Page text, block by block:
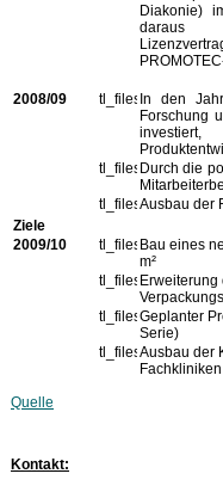
Diakonie)
daraus
2008/09
In den
Forschung
Durch die
Ausbau der
Ziele
2009/10
Bau eines
m²
Geplanter
Serie)
Ausbau der
Fachkliniken
Quelle
Kontakt: